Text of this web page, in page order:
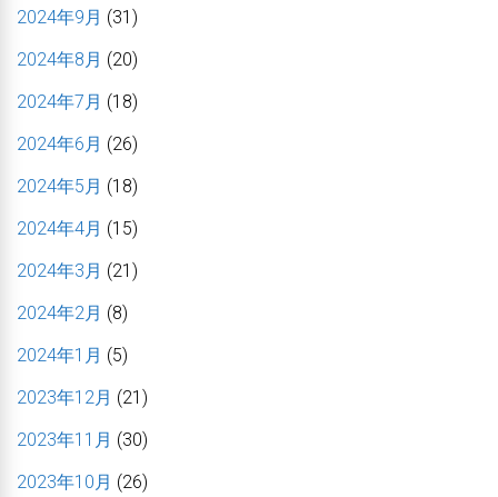
2024年9月 (31)
2024年8月 (20)
2024年7月 (18)
2024年6月 (26)
2024年5月 (18)
2024年4月 (15)
2024年3月 (21)
2024年2月 (8)
2024年1月 (5)
2023年12月 (21)
2023年11月 (30)
2023年10月 (26)